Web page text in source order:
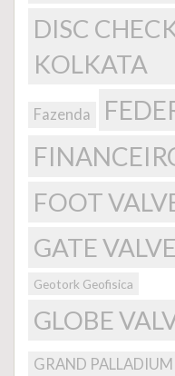
DISC
KOLKATA
Fazenda
FOOT
GATE
Geotork Geofisica
GLOBE
GRAND PALLADIUM